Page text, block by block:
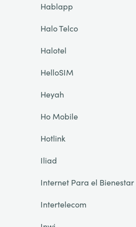
Hablapp
Halo Telco
Halotel
HelloSIM
Heyah
Ho Mobile
Hotlink
Iliad
Internet Para el Bienestar
Intertelecom